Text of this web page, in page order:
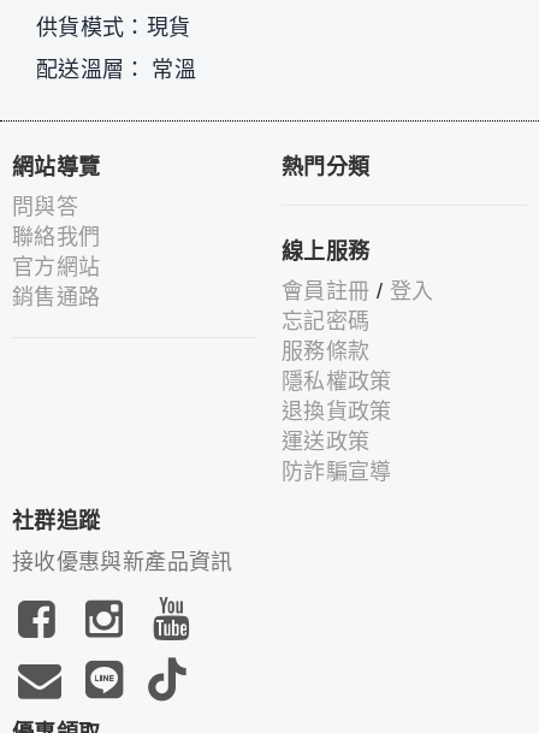
供貨模式：現貨
配送溫層： 常溫
網站導覽
問與答
聯絡我們
官方網站
銷售通路
熱門分類
線上服務
會員註冊 / 登入
忘記密碼
服務條款
隱私權政策
退換貨政策
運送政策
防詐騙宣導
社群追蹤
接收優惠與新產品資訊